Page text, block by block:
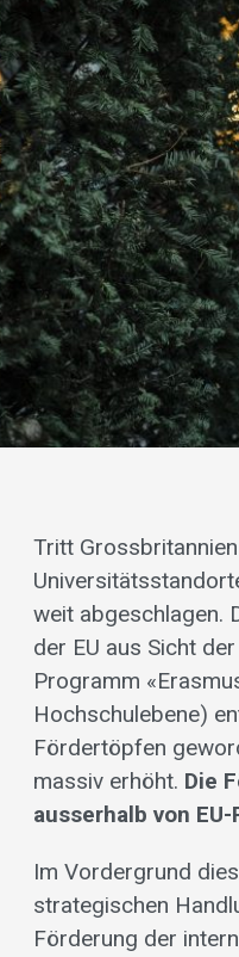
Tritt
weit abgeschlagen.
der EU aus Sicht
Programm
Hochschulebene)
Fördertöpfen
massiv erhöht. Die
ausserhalb von
Im Vordergrund
strategischen
Förderung der